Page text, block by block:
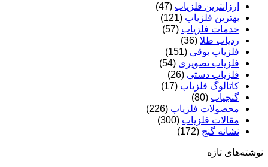
ارزانترین فلزیاب (47)
بهترین فلزیاب (121)
خدمات فلزیاب (57)
ردیاب طلا (36)
فلزیاب بوقی (151)
فلزیاب تصویری (54)
فلزیاب دستی (26)
کاتالوگ فلزیاب (17)
گنجیاب (80)
محصولات فلزیاب (226)
مقالات فلزیاب (300)
نشانه گنج (172)
نوشته‌های تازه